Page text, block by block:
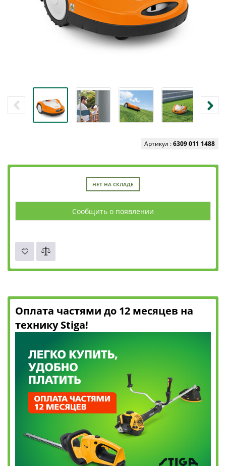
Артикул :6309 011 1488
НЕТ НА СКЛАДЕ
Сообщить о появлении
Оплата частями до 12 месяцев на
технику Stiga!